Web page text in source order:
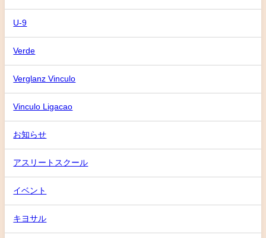
U-9
Verde
Verglanz Vinculo
Vinculo Ligacao
お知らせ
アスリートスクール
イベント
キヨサル